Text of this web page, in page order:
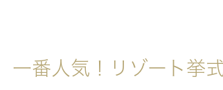
一番人気！リゾート挙